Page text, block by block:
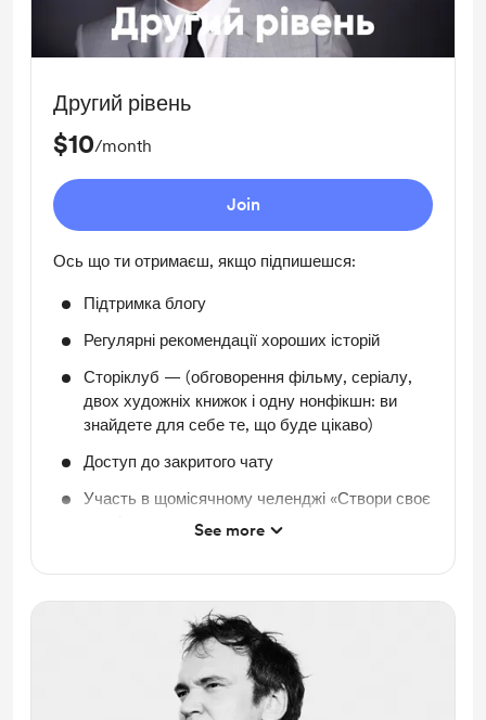
Другий рівень
$10/month
Join
Ось що ти отримаєш, якщо підпишешся:
Підтримка блогу
Регулярні рекомендації хороших історій
Сторіклуб — (обговорення фільму, серіалу,
двох художніх книжок і одну нонфікшн: ви
знайдете для себе те, що буде цікаво)
Доступ до закритого чату
Участь в щомісячному челенджі «Створи своє
See more